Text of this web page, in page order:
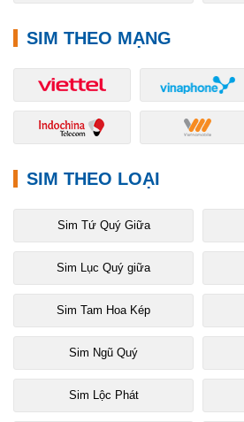
SIM THEO MẠNG
SIM THEO LOẠI
Sim Tứ Quý Giữa
Sim Lục Quý giữa
Sim Tam Hoa Kép
Sim Ngũ Quý
Sim Lộc Phát